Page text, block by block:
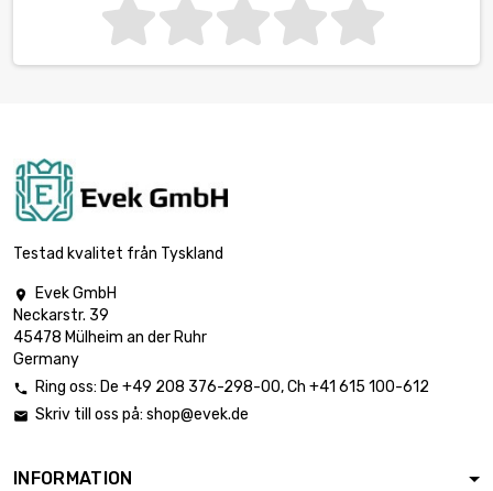
Testad kvalitet från Tyskland

Evek GmbH
Neckarstr. 39
45478 Mülheim an der Ruhr
Germany
 Ring oss: De +49 208 376-298-00, Ch +41 615 100-612
 Skriv till oss på: shop@evek.de
INFORMATION